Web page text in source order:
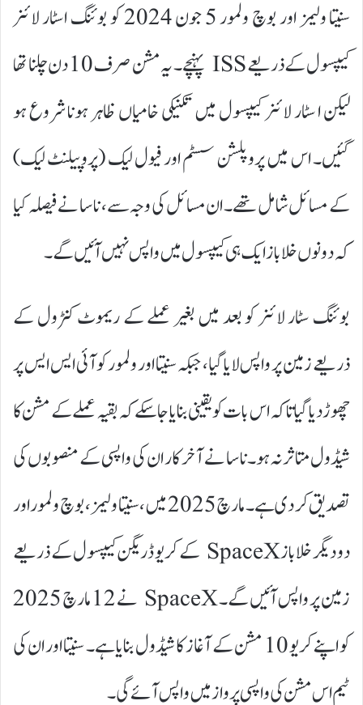
سنیتا ولیمز اور بوچ ولمور 5 جون 2024 کو بوئنگ اسٹار لائنر
کیپسول کے ذریعے ISS پہنچے۔ یہ مشن صرف 10 دن چلنا تھا
لیکن ا سٹار لائنر کیپسول میں تکنیکی خامیاں ظاہر ہونا شروع ہو
گئیں۔ اس میں پروپلشن سسٹم اور فیول لیک (پروپیلنٹ لیک)
کے مسائل شامل تھے۔ ان مسائل کی وجہ سے، ناسا نے فیصلہ کیا
کہ دونوں خلاباز ایک ہی کیپسول میں واپس نہیں آئیں گے۔
بوئنگ سٹار لائنر کو بعد میں بغیر عملے کے ریموٹ کنٹرول کے
ذریعے زمین پر واپس لایا گیا، جبکہ سنیتا اور ولمور کو آئی ایس ایس پر
چھوڑ دیا گیا تاکہ اس بات کو یقینی بنایا جا سکے کہ بقیہ عملے کے مشن کا
شیڈول متاثر نہ ہو۔ناسا نے آخر کار ان کی واپسی کے منصوبوں کی
تصدیق کر دی ہے۔ مارچ 2025 میں، سنیتا ولیمز، بوچ ولمور اور
دو دیگر خلاباز SpaceX کے کریو ڈریگن کیپسول کے ذریعے
زمین پر واپس آئیں گے۔ SpaceX نے 12 مارچ 2025
کو اپنے کریو 10 مشن کے آغاز کا شیڈول بنایا ہے۔ سنیتا اور ان کی
ٹیم اس مشن کی واپسی پرواز میں واپس آئے گی۔